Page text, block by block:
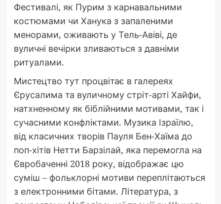
Фестивалі, як Пурим з карнавальними
костюмами чи Ханука з запаленими
менорами, оживають у Тель-Авіві, де
вуличні вечірки зливаються з давніми
ритуалами.
Мистецтво тут процвітає в галереях
Єрусалима та вуличному стріт-арті Хайфи,
натхненному як біблійними мотивами, так і
сучасними конфліктами. Музика Ізраїлю,
від класичних творів Пауля Бен-Хаїма до
поп-хітів Нетти Барзілай, яка перемогла на
Євробаченні 2018 року, відображає цю
суміш – фольклорні мотиви переплітаються
з електронними бітами. Література, з